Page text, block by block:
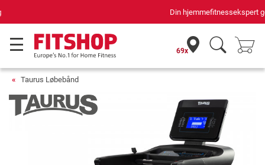
Din hjemmefitnessekspert gennem 42 år
69x
Taurus Løbebånd